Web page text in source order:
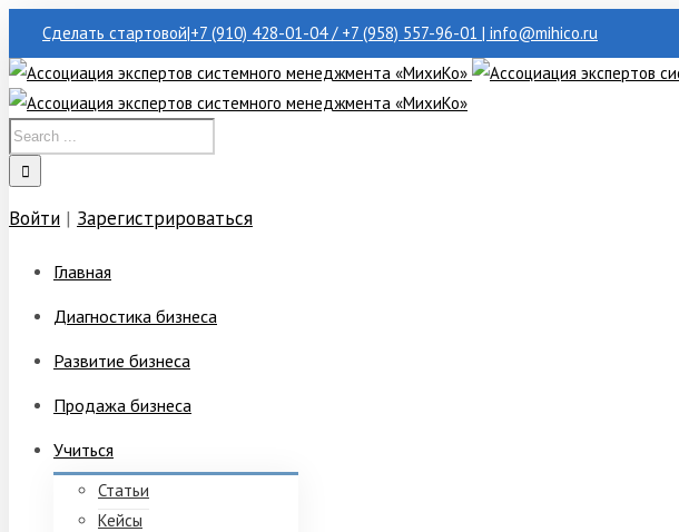
Сделать стартовой|+7 (910) 428-01-04 / +7 (958) 557-96-01 | info@mihico.ru
Войти | Зарегистрироваться
Главная
Диагностика бизнеса
Развитие бизнеса
Продажа бизнеса
Учиться
Статьи
Кейсы